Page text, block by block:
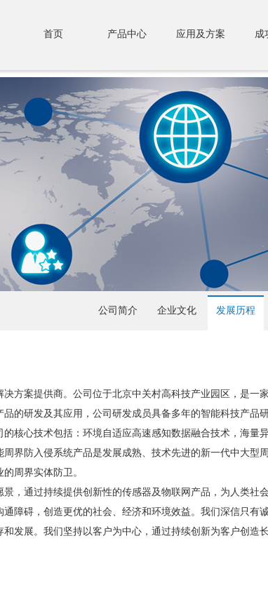
首页 产品中心 应用及方案 成
公司简介 企业文化 发展历程
案提供商。公司位于北京中关村高科技产业园区，是一
的研发及其应用，公司研发成员具备多年的智能科技产品
核心技术包括：环境自适应高速感知数据融合技术，海量
界防入侵系统产品是发展成熟、技术先进的新一代中大型
周界实体防卫。
通过持续提供创新性的传感器及物联网产品，为人类社
障碍，创造更优的社会、经济和环境效益。我们深信只有
发展。我们坚持以客户为中心，通过持续创新为客户创造